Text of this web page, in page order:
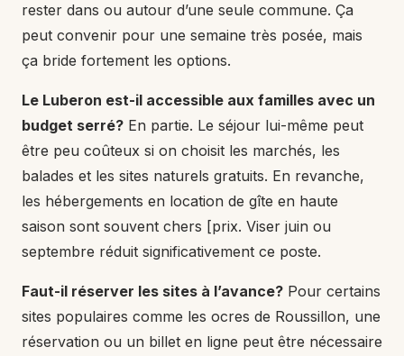
rester dans ou autour d’une seule commune. Ça
peut convenir pour une semaine très posée, mais
ça bride fortement les options.
Le Luberon est-il accessible aux familles avec un
budget serré? En partie. Le séjour lui-même peut
être peu coûteux si on choisit les marchés, les
balades et les sites naturels gratuits. En revanche,
les hébergements en location de gîte en haute
saison sont souvent chers [prix. Viser juin ou
septembre réduit significativement ce poste.
Faut-il réserver les sites à l’avance? Pour certains
sites populaires comme les ocres de Roussillon, une
réservation ou un billet en ligne peut être nécessaire